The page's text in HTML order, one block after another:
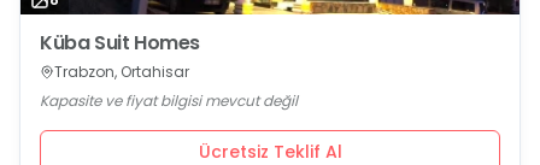
Küba Suit Homes
Trabzon, Ortahisar
Kapasite ve fiyat bilgisi mevcut değil
Ücretsiz Teklif Al